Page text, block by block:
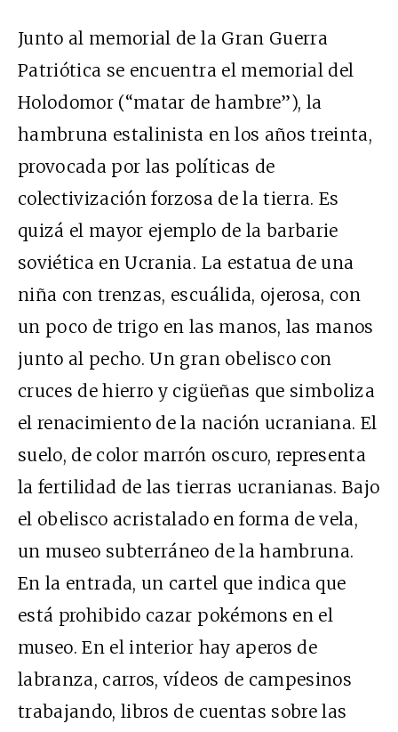
Junto al memorial de la Gran Guerra
Patriótica se encuentra el memorial del
Holodomor (“matar de hambre”), la
hambruna estalinista en los años treinta,
provocada por las políticas de
colectivización forzosa de la tierra. Es
quizá el mayor ejemplo de la barbarie
soviética en Ucrania. La estatua de una
niña con trenzas, escuálida, ojerosa, con
un poco de trigo en las manos, las manos
junto al pecho. Un gran obelisco con
cruces de hierro y cigüeñas que simboliza
el renacimiento de la nación ucraniana. El
suelo, de color marrón oscuro, representa
la fertilidad de las tierras ucranianas. Bajo
el obelisco acristalado en forma de vela,
un museo subterráneo de la hambruna.
En la entrada, un cartel que indica que
está prohibido cazar pokémons en el
museo. En el interior hay aperos de
labranza, carros, vídeos de campesinos
trabajando, libros de cuentas sobre las